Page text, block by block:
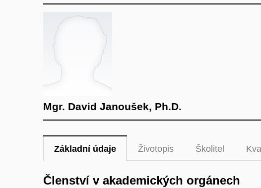
Mgr. David Janoušek, Ph.D.
Základní údaje Životopis Školitel
Členství v akademických orgánech